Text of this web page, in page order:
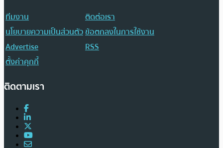
ทีมงาน
ติดต่อเรา
นโยบายความเป็นส่วนตัวข้อตกลงในการใช้งาน
Advertise
RSS
ตั้งค่าคุกกี้
ติดตามเรา